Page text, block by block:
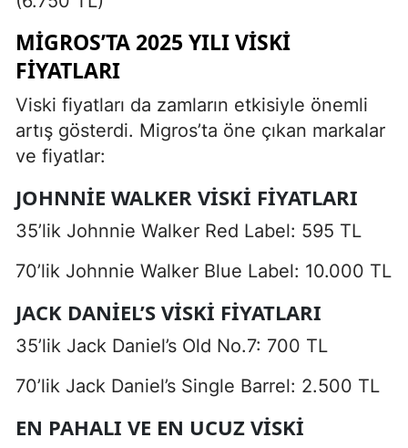
MIGROS’TA 2025 YILI VISKI
FIYATLARI
Viski fiyatları da zamların etkisiyle önemli
artış gösterdi. Migros’ta öne çıkan markalar
ve fiyatlar:
JOHNNIE WALKER VISKI FIYATLARI
35’lik Johnnie Walker Red Label: 595 TL
70’lik Johnnie Walker Blue Label: 10.000 TL
JACK DANIEL’S VISKI FIYATLARI
35’lik Jack Daniel’s Old No.7: 700 TL
70’lik Jack Daniel’s Single Barrel: 2.500 TL
EN PAHALI VE EN UCUZ VISKI